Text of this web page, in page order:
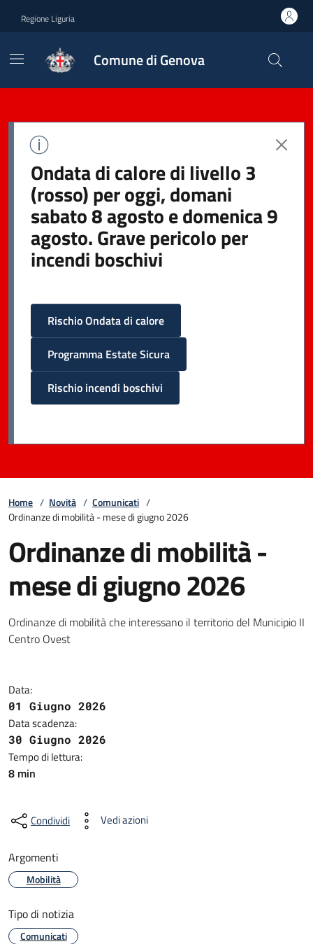
Regione Liguria
Comune di Genova
Ondata di calore di livello 3
(rosso) per oggi, domani
sabato 8 agosto e domenica 9
agosto. Grave pericolo per
incendi boschivi
Rischio Ondata di calore
Programma Estate Sicura
Rischio incendi boschivi
Home / Novità / Comunicati /
Ordinanze di mobilità - mese di giugno 2026
Ordinanze di mobilità -
mese di giugno 2026
Ordinanze di mobilità che interessano il territorio del Municipio II
Centro Ovest
Data:
01 Giugno 2026
Data scadenza:
30 Giugno 2026
Tempo di lettura:
8 min
Condividi Vedi azioni
Argomenti
Mobilità
Tipo di notizia
Comunicati